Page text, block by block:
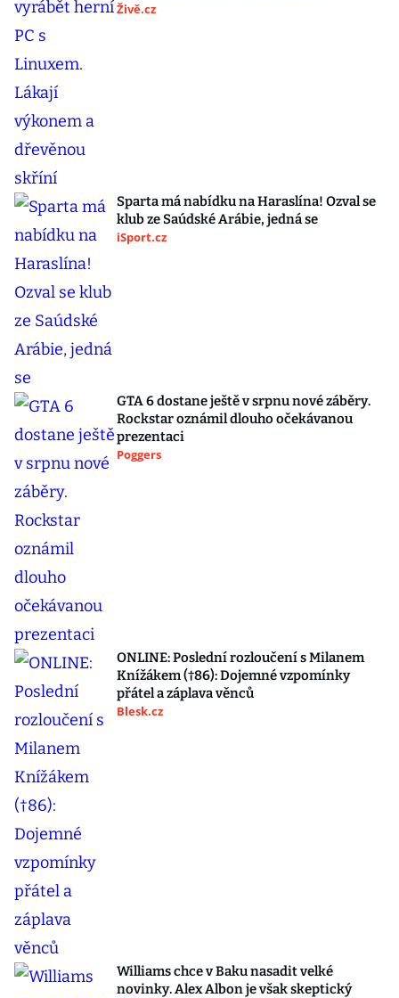
Živě.cz
Sparta má nabídku na Haraslína! Ozval se
klub ze Saúdské Arábie, jedná se
iSport.cz
GTA 6 dostane ještě v srpnu nové záběry.
Rockstar oznámil dlouho očekávanou
prezentaci
Poggers
ONLINE: Poslední rozloučení s Milanem
Knížákem (†86): Dojemné vzpomínky
přátel a záplava věnců
Blesk.cz
Williams chce v Baku nasadit velké
novinky. Alex Albon je však skeptický